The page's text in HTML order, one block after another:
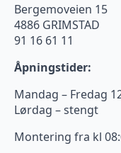
Bergemoveien 15
4886 GRIMSTAD
91 16 61 11
Åpningstider:
Mandag – Fredag
Lørdag – stengt
Montering fra kl